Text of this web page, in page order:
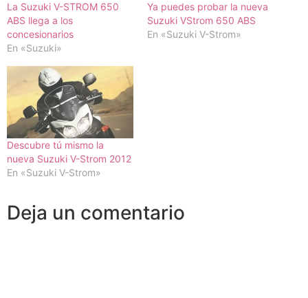
La Suzuki V-STROM 650
ABS llega a los
concesionarios
En «Suzuki»
Ya puedes probar la nueva
Suzuki VStrom 650 ABS
En «Suzuki V-Strom»
Descubre tú mismo la
nueva Suzuki V-Strom 2012
En «Suzuki V-Strom»
Deja un comentario